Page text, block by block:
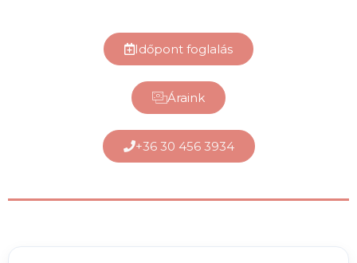
Időpont foglalás
Áraink
+36 30 456 3934